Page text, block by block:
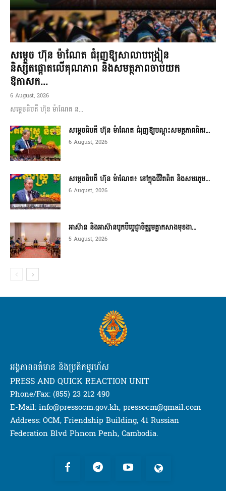
សម្តេច ហ៊ុន ម៉ាណែត ជំរុញឱ្យសាលាបង្រៀន
និស្សិតផ្តោតលើគុណភាព និងសមត្ថភាពចាប់យក
ឱកាសក...
6 August, 2026
សម្តេចធិបតី ហ៊ុន ម៉ាណែត ន...
សម្តេចធិបតី ហ៊ុន ម៉ាណែត ជំរុញឱ្យបណ្តុះសមត្ថភាពពិតរ...
6 August, 2026
សម្តេចធិបតី ហ៊ុន ម៉ាណែត៖ នៅក្នុងជីវិតពិត និងសមរភូម...
6 August, 2026
អាស៊ាន និងអាស៊ានបូកបីប្តេជ្ញាចិត្តរួមគ្នាកសាងមុខងា...
5 August, 2026
អង្គភាពពត៌មាន និងប្រតិកម្មរហ័ស
PRESS AND QUICK REACTION UNIT
Phone/Fax: (855) 23 212 490
E-Mail: info@pressocm.gov.kh, pressocm@gmail.com
Address: OCM, Friendship Building, 41 Russian
Federation Blvd Phnom Penh, Cambodia.